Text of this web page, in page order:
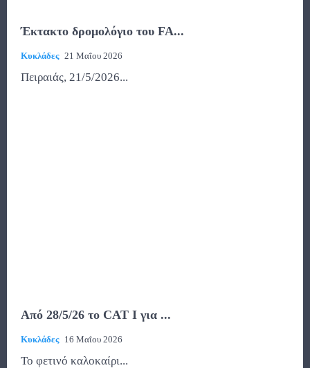
Έκτακτο δρομολόγιο του FA...
Κυκλάδες 21 Μαΐου 2026
Πειραιάς, 21/5/2026...
Από 28/5/26 το CAT I για ...
Κυκλάδες 16 Μαΐου 2026
Το φετινό καλοκαίρι...